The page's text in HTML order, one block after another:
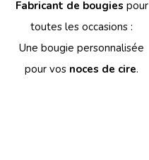
Fabricant de bougies pour
toutes les occasions :
Une bougie personnalisée
pour vos noces de cire.